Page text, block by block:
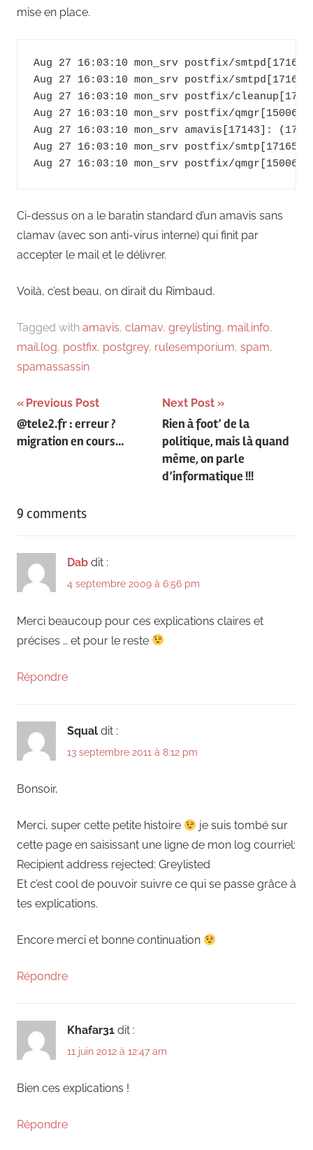
mise en place.
Aug 27 16:03:10 mon_srv postfix/
Aug 27 16:03:10 mon_srv postfix/
Aug 27 16:03:10 mon_srv postfix/cleanup[17164]:
Aug 27 16:03:10 mon_srv postfix/qmgr[15006]:
Aug 27 16:03:10 mon_srv amavis[17143]:
Aug 27 16:03:10 mon_srv postfix/smtp[17165]:
Ci-dessus on a le baratin standard d’un amavis sans
clamav (avec son anti-virus interne) qui finit par
accepter le mail et le délivrer.
Voilà, c’est beau, on dirait du Rimbaud.
Tagged with amavis, clamav, greylisting, mail.info,
mail.log, postfix, postgrey, rulesemporium, spam,
spamassassin
Navigation
de
Previous Post
@tele2.fr : erreur ?
migration en cours…
Next Post
Rien à foot’ de la
politique, mais là quand
même, on parle
d’informatique !!!
9 comments
Dab dit :
4 septembre 2009 à 6:56 pm
Merci beaucoup pour ces explications claires et
précises … et pour le reste
Répondre
Squal dit :
13 septembre 2011 à 8:12 pm
Bonsoir,
Merci, super cette petite histoire
je suis tombé sur
cette page en saisissant une ligne de mon log courriel:
Recipient address rejected: Greylisted
Et c’est cool de pouvoir suivre ce qui se passe grâce à
tes explications.
Encore merci et bonne continuation
Répondre
Khafar31 dit :
11 juin 2012 à 12:47 am
Bien ces explications !
Répondre